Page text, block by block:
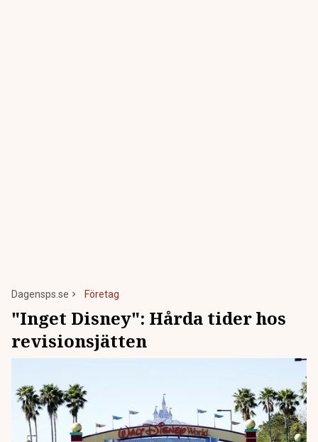
Dagensps.se Företag
"Inget Disney": Hårda tider hos
revisionsjätten